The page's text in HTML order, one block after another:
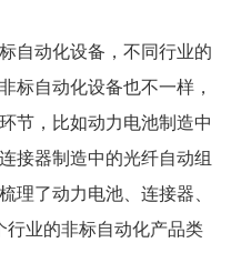
自动化设备，不同行业的
标自动化设备也不一样，
节，比如动力电池制造中
接器制造中的光纤自动组
理了动力电池、连接器、
行业的非标自动化产品类